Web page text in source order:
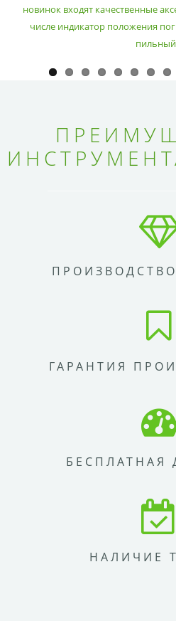
новинок входят качественные
числе индикатор положения
ГАРАНТИЯ
БЕСПЛАТНАЯ
НАЛИЧИЕ